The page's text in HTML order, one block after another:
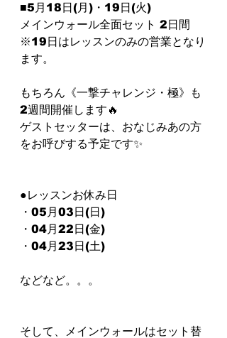
■5月18日(月)⁡⁡・19日(火)
⁡メインウォール全面セット 2日間⁡
※19日はレッスンのみの営業となり
ます。
もちろん《一撃チャレンジ‪‪‪・極︎︎》も
2週間開催します🔥
ゲストセッターは、おなじみあの方⁡
をお呼びする予定です✨
●レッスンお休み日⁡⁡
⁡・05月03日(日)
・04月22日(金)⁡
⁡・04月23日(土)⁡
⁡⁡⁡⁡⁡などなど。。。⁡
⁡⁡⁡⁡そして、メインウォールはセット替